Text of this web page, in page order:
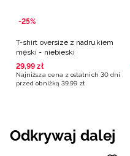
-25%
T-shirt oversize z nadrukiem
męski - niebieski
29,99 zł
Najniższa cena z ostatnich 30 dni
przed obniżką 39,99 zł
Odkrywaj dalej